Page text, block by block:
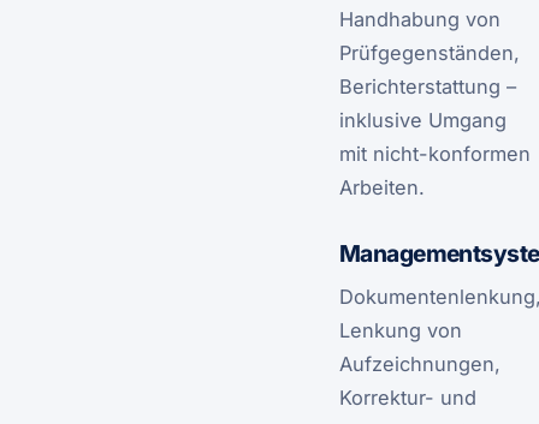
Handhabung von
Prüfgegenständen,
Berichterstattung –
inklusive Umgang
mit nicht-konformen
Arbeiten.
Lenkung von
Aufzeichnungen,
Korrektur- und